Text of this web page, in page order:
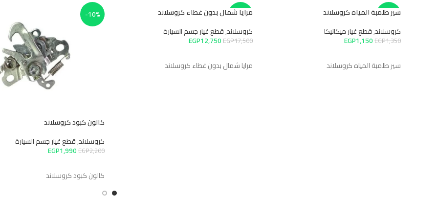
-15%
HOT
سير طلمبة المياه كروسلاند
كروسلاند,قطع غيار ميكانيكا
EGP1,350
EGP1,150
سير طلمبة المياه كروسلاند
-27%
مرايا شمال بدون غطاء كروسلاند
كروسلاند,قطع غيار جسم السيارة
EGP17,500
EGP12,750
مرايا شمال بدون غطاء كروسلاند
-10%
كالون كبود كروسلاند
كروسلاند,قطع غيار جسم السيارة
EGP2,200
EGP1,990
كالون كبود كروسلاند